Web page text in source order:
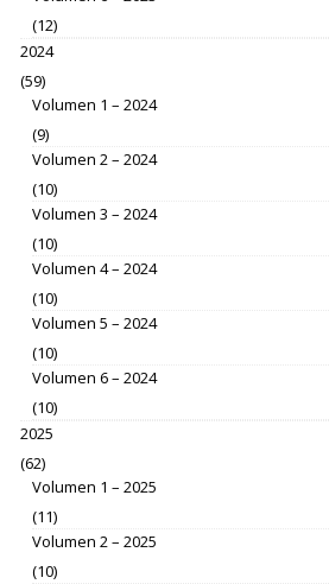
(12)
2024
(59)
Volumen 1 – 2024
(9)
Volumen 2 – 2024
(10)
Volumen 3 – 2024
(10)
Volumen 4 – 2024
(10)
Volumen 5 – 2024
(10)
Volumen 6 – 2024
(10)
2025
(62)
Volumen 1 – 2025
(11)
Volumen 2 – 2025
(10)